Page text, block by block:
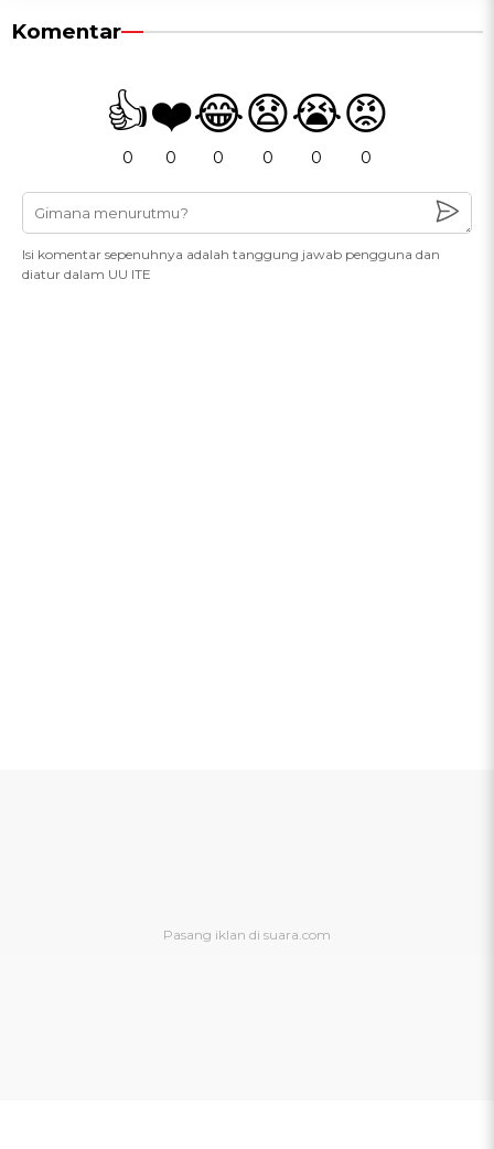
Komentar
👍
0
❤️
0
😂
0
😧
0
😭
0
😡
0
Isi komentar sepenuhnya adalah tanggung jawab pengguna dan
diatur dalam UU ITE